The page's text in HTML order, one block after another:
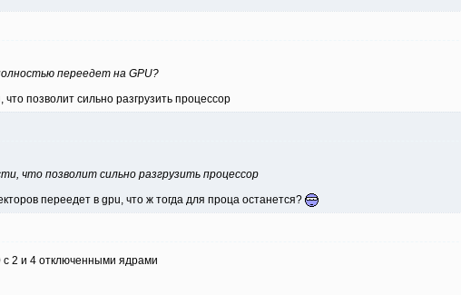
переедет на GPU?
позволит сильно разгрузить процессор
что позволит сильно разгрузить процессор
переедет в gpu, что ж тогда для проца останется?
c 2 и 4 отключенными ядрами